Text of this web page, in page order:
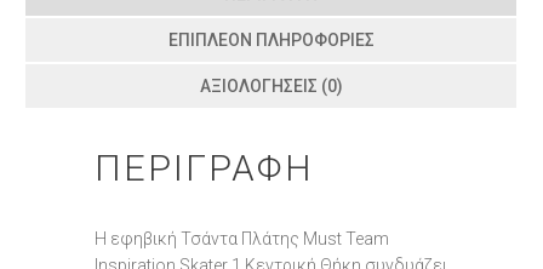
ΕΠΙΠΛΈΟΝ ΠΛΗΡΟΦΟΡΊΕΣ
ΑΞΙΟΛΟΓΉΣΕΙΣ (0)
ΠΕΡΙΓΡΑΦΉ
Η εφηβική Τσάντα Πλάτης Must Team